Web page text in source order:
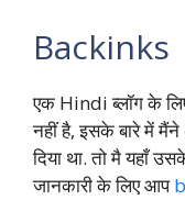
Backinks
एक Hindi ब्लॉग के
नहीं है, इसके बारे में
दिया था. तो मै यहाँ
जानकारी के लिए आप